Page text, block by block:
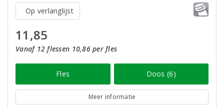
Op verlanglijst
11,85
Vanaf 12 flessen 10,86 per fles
Fles Doos (6)
Meer informatie